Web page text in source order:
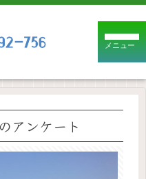
メニュー
アンケート